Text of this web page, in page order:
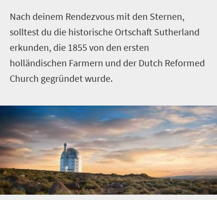
Nach deinem Rendezvous mit den Sternen,
solltest du die historische Ortschaft Sutherland
erkunden, die 1855 von den ersten
holländischen Farmern und der Dutch Reformed
Church gegründet wurde.